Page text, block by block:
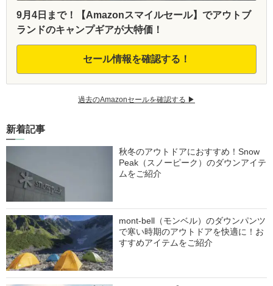
9月4日まで！【Amazonスマイルセール】でアウトブ
ランドのキャンプギアが大特価！
セール情報を確認する！
過去のAmazonセールを確認する ▶︎
新着記事
秋冬のアウトドアにおすすめ！Snow
Peak（スノーピーク）のダウンアイテ
ムをご紹介
mont-bell（モンベル）のダウンパンツ
で寒い時期のアウトドアを快適に！お
すすめアイテムをご紹介